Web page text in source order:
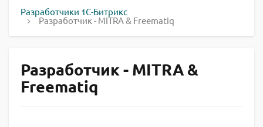
Разработчики 1С-Битрикс
Разработчик - MITRA & Freematiq
Разработчик - MITRA &
Freematiq